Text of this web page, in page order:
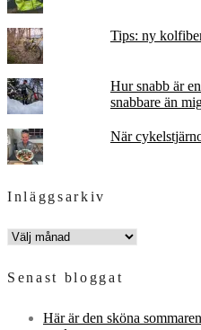
Tips: ny
Hur snabb är
snabbare än
När
Inläggsarkiv
INLÄGGSARKIV
Senast bloggat
Här är den sköna